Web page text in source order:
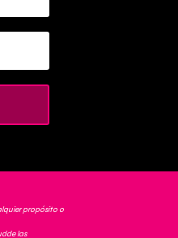
propósito o
las